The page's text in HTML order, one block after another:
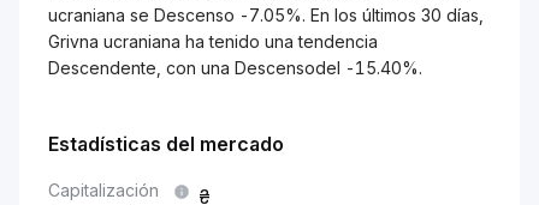
ucraniana se Descenso -7.05%. En los últimos 30 días,
Grivna ucraniana ha tenido una tendencia
Descendente, con una Descensodel -15.40%.
Estadísticas del mercado
Capitalización